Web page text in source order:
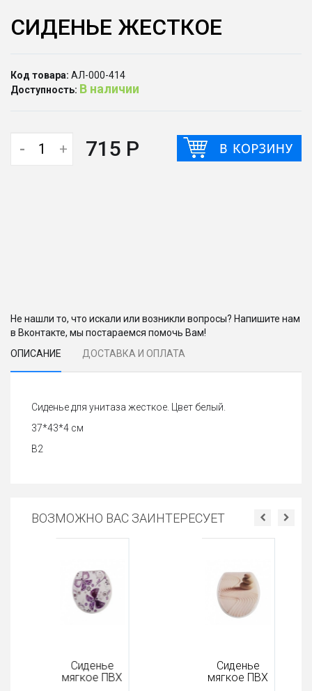
СИДЕНЬЕ ЖЕСТКОЕ
Код товара: АЛ-000-414
Доступность: В наличии
- + 715 Р
Не нашли то, что искали или возникли вопросы? Напишите нам
в Вконтакте, мы постараемся помочь Вам!
ОПИСАНИЕ
ДОСТАВКА И ОПЛАТА
Сиденье для унитаза жесткое. Цвет белый.
37*43*4 см
В2
ВОЗМОЖНО ВАС ЗАИНТЕРЕСУЕТ
мягкое ПВХ
мягкое ПВХ